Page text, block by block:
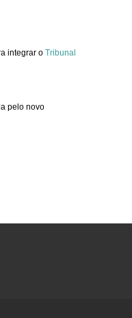
integrar o Tribunal
pelo novo